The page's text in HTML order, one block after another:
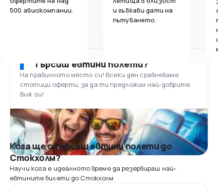
500 авиокомпании.
и гъвкави дати на
пътуването.
Търсиш евтини полети?
На правилното място си! Всеки ден сравняваме
стотици оферти, за да ти предложим най-добрите.
Виж ги!
Кога ще откриеш евтини полети до
Стoкхолм?
Научи кога е идеалното време да резервираш най-
евтините билети до Стoкхолм